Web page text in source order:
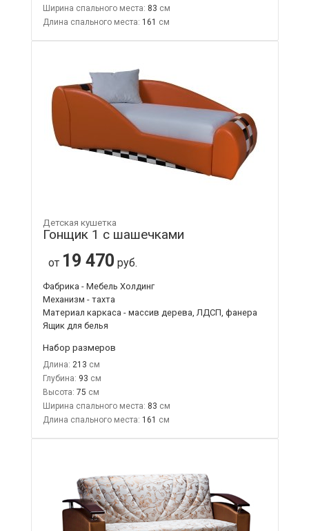
Ширина спального места: 83
Длина спального места: 161
Детская кушетка
Гонщик 1 с шашечками
от 19 470 руб.
Фабрика - Мебель Холдинг
Механизм - тахта
Материал каркаса - массив дерева, ЛДСП, фанера
Ящик для белья
Набор размеров
Длина: 213
Глубина: 93
Высота: 75
Ширина спального места: 83
Длина спального места: 161